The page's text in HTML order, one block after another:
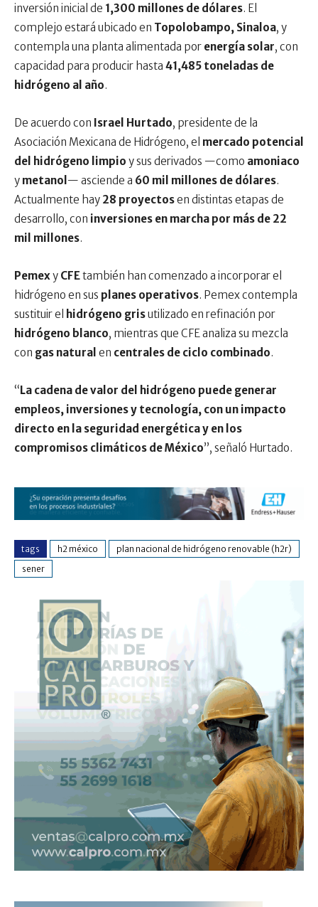
inversión inicial de 1,300 millones de dólares. El
complejo estará ubicado en Topolobampo, Sinaloa, y
contempla una planta alimentada por energía solar, con
capacidad para producir hasta 41,485 toneladas de
hidrógeno al año.
De acuerdo con Israel Hurtado, presidente de la
Asociación Mexicana de Hidrógeno, el mercado potencial
del hidrógeno limpio y sus derivados —como amoniaco
y metanol — asciende a 60 mil millones de dólares.
Actualmente hay 28 proyectosen distintas etapas de
desarrollo, con inversiones en marcha por más de 22
mil millones.
Pemexy CFEtambién han comenzado a incorporar el
hidrógeno en sus planes operativos. Pemex contempla
sustituir el hidrógeno grisutilizado en refinación por
hidrógeno blanco, mientras que CFE analiza su mezcla
con gas natural en centrales de ciclo combinado.
“ La cadena de valor del hidrógeno puede generar
empleos, inversiones y tecnología, con un impacto
directo en la seguridad energética y en los
compromisos climáticos de México”, señaló Hurtado.
tags h2 méxico
plan nacional de hidrógeno renovable (h2r)
sener